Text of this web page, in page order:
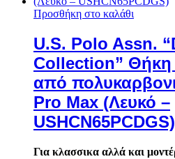
Προσθήκη στο καλάθι
U.S. Polo Assn.
Collection” Θήκη
από
Pro Max (Λευκό –
USHCN65PCDGS)
Για κλασσικα αλλά και